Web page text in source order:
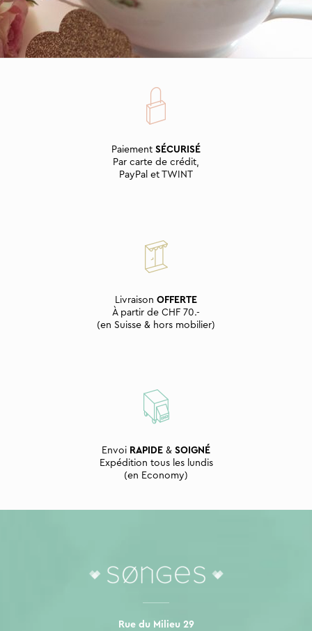
Paiement SÉCURISÉ
Par carte de crédit,
PayPal et TWINT
Livraison OFFERTE
À partir de CHF 70.-
(en Suisse & hors mobilier)
Envoi RAPIDE & SOIGNÉ
Expédition tous les lundis
(en Economy)
Rue du Milieu 29